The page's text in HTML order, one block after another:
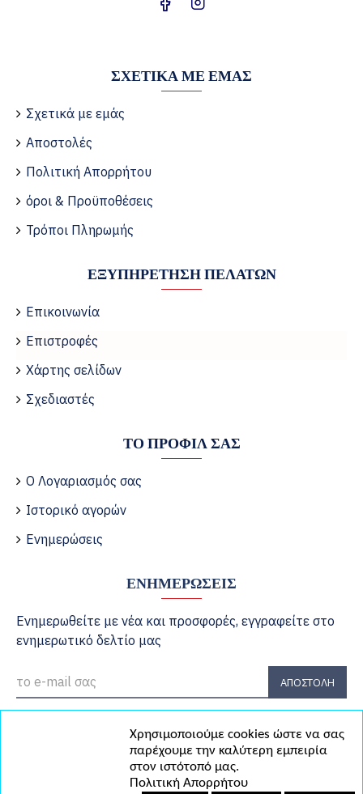
ΣΧΕΤΙΚΆ ΜΕ ΕΜΆΣ
Σχετικά με εμάς
Αποστολές
Πολιτική Απορρήτου
όροι & Προϋποθέσεις
Τρόποι Πληρωμής
ΕΞΥΠΗΡΈΤΗΣΗ ΠΕΛΑΤΏΝ
Επικοινωνία
Επιστροφές
Χάρτης σελίδων
Σχεδιαστές
ΤΟ ΠΡΟΦΊΛ ΣΑΣ
Ο Λογαριασμός σας
Ιστορικό αγορών
Ενημερώσεις
ΕΝΗΜΕΡΏΣΕΙΣ
Ενημερωθείτε με νέα και προσφορές, εγγραφείτε στο
ενημερωτικό δελτίο μας
ΑΠΟΣΤΟΛΉ
Copyright © 2023, La Isla - WebDesign by AWE.gr
Χρησιμοποιούμε cookies ώστε να σας
παρέχουμε την καλύτερη εμπειρία
στον ιστότοπό μας.
Πολιτική Απορρήτου